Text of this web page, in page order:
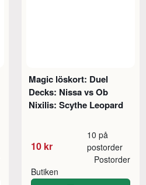
Magic löskort: Duel
Decks: Nissa vs Ob
Nixilis: Scythe Leopard
10 kr
10 på
postorder
Butiken
Postorder